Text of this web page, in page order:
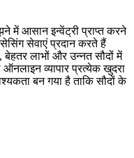
आसान इन्वेंट्री प्राप्त करने
सेवाएं प्रदान करते हैं
लाभों और उन्नत सौदों में
व्यापार प्रत्येक खुदरा
बन गया है ताकि सौदों के